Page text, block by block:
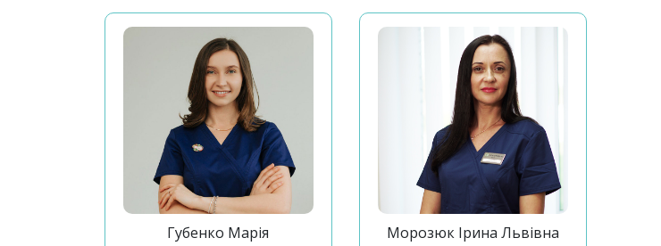
Губенко Марія
Морозюк Ірина Львівна